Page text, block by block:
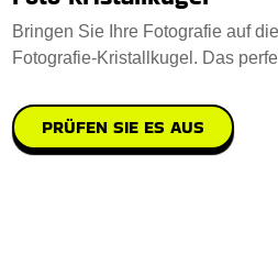
Bringen Sie Ihre Fotografie auf
Fotografie-Kristallkugel. Das
PRÜFEN SIE ES AUS